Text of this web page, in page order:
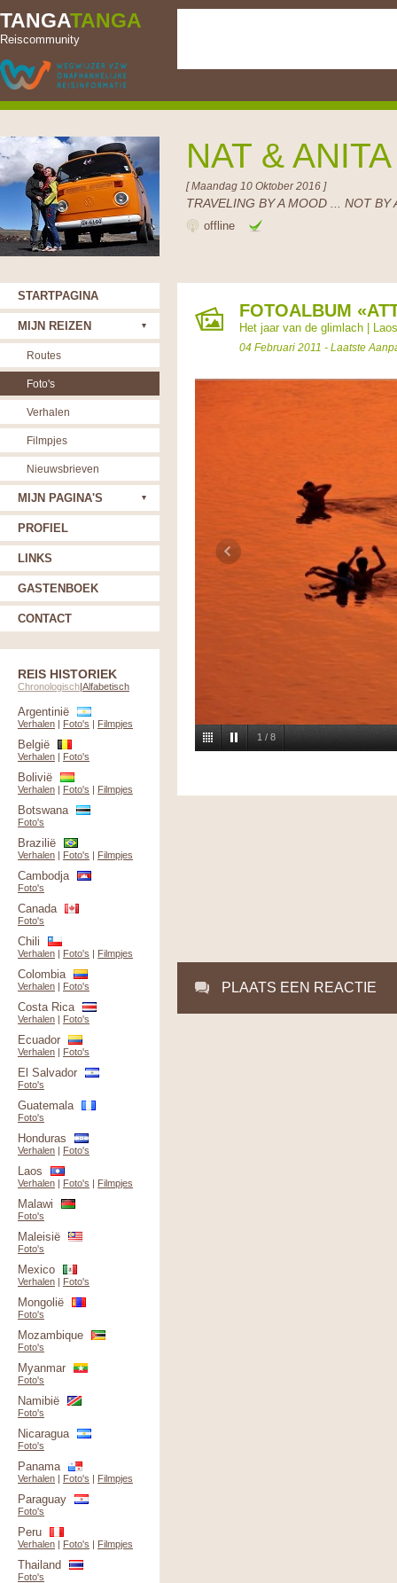
TANGATANGA
Reiscommunity
NAT &
[ Maandag 10 Oktober 2016 ]
TRAVELING BY A MOOD ... NOT BY
offline
FOTOALBUM
Het jaar van de glimlach Laos
04 Februari 2011 - Laatste
1 / 8
PLAATS EEN REACTIE
STARTPAGINA
MIJN REIZEN
Routes
Foto's
Verhalen
Filmpjes
Nieuwsbrieven
MIJN PAGINA'S
PROFIEL
LINKS
GASTENBOEK
CONTACT
REIS HISTORIEK
Chronologisch|Alfabetisch
Argentinië
Verhalen | Foto's | Filmpjes
België
Verhalen | Foto's
Bolivië
Verhalen | Foto's | Filmpjes
Botswana
Foto's
Brazilië
Verhalen | Foto's | Filmpjes
Cambodja
Foto's
Canada
Foto's
Chili
Verhalen | Foto's | Filmpjes
Colombia
Verhalen | Foto's
Costa Rica
Verhalen | Foto's
Ecuador
Verhalen | Foto's
El Salvador
Foto's
Guatemala
Foto's
Honduras
Verhalen | Foto's
Laos
Verhalen | Foto's | Filmpjes
Malawi
Foto's
Maleisië
Foto's
Mexico
Verhalen | Foto's
Mongolië
Foto's
Mozambique
Foto's
Myanmar
Foto's
Namibië
Foto's
Nicaragua
Foto's
Panama
Verhalen | Foto's | Filmpjes
Paraguay
Foto's
Peru
Verhalen | Foto's | Filmpjes
Thailand
Foto's